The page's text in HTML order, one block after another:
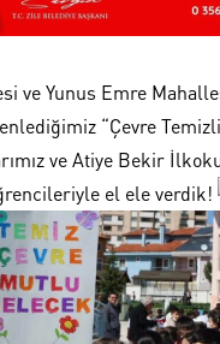
ve Yunus Emre
“Çevre
ve Atiye Bekir
el ele verdik!